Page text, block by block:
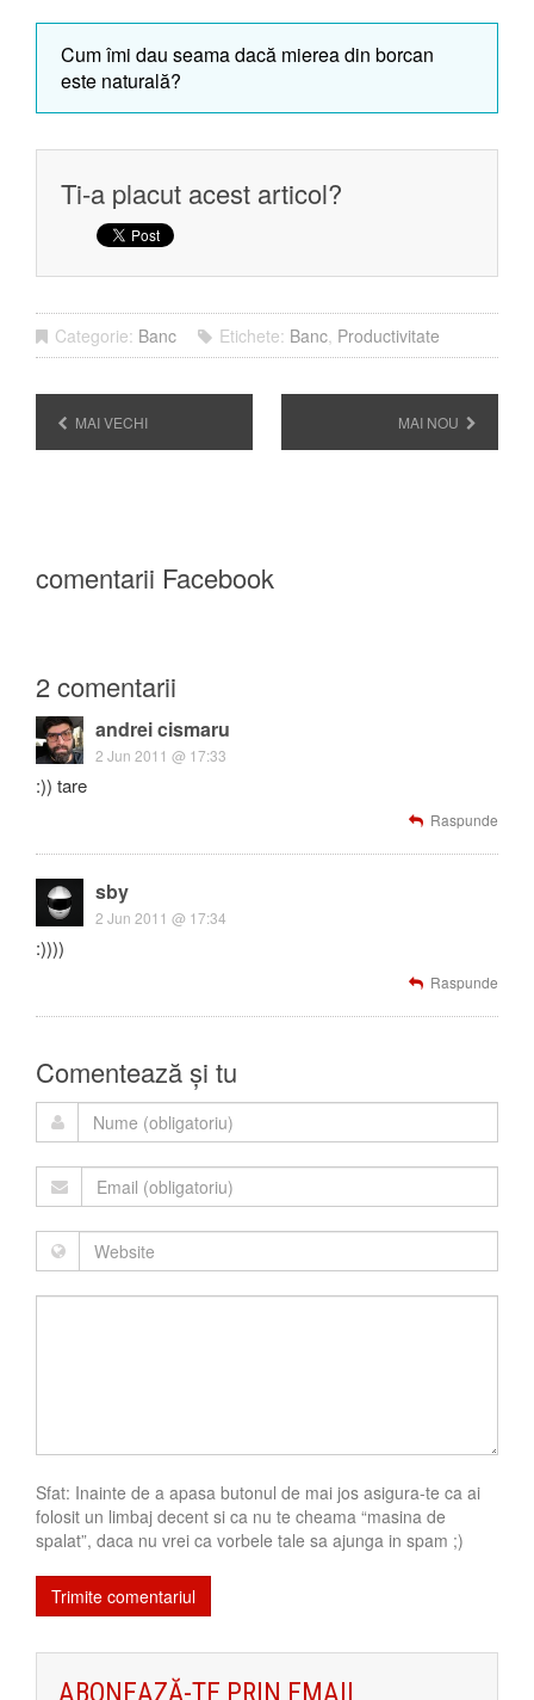
Cum îmi dau seama dacă mierea din borcan
este naturală?
Ti-a placut acest articol?
Categorie: Banc Etichete: Banc, Productivitate
MAI VECHI MAI NOU
comentarii Facebook
2 comentarii
andrei cismaru
2 Jun 2011 @ 17:33
:)) tare
Raspunde
sby
2 Jun 2011 @ 17:34
:))))
Raspunde
Comentează și tu
Sfat: Inainte de a apasa butonul de mai jos asigura-te ca ai
folosit un limbaj decent si ca nu te cheama “masina de
spalat”, daca nu vrei ca vorbele tale sa ajunga in spam ;)
ABONEAZĂ-TE PRIN EMAIL